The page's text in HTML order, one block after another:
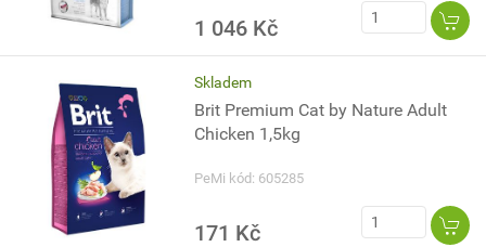
1 046 Kč
Skladem
Brit Premium Cat by Nature Adult
Chicken 1,5kg
PeMi kód: 605285
171 Kč